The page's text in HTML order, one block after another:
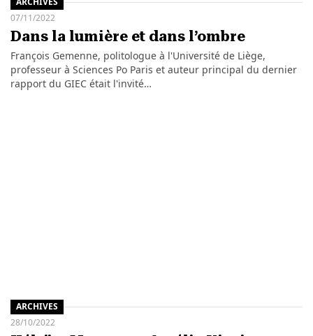
07/11/2022
Dans la lumière et dans l’ombre
François Gemenne, politologue à l'Université de Liège,
professeur à Sciences Po Paris et auteur principal du dernier
rapport du GIEC était l'invité…
ARCHIVES
28/10/2022